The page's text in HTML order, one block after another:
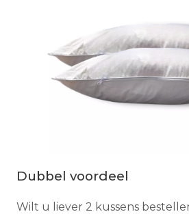
Dubbel voordeel
Wilt u liever 2 kussens